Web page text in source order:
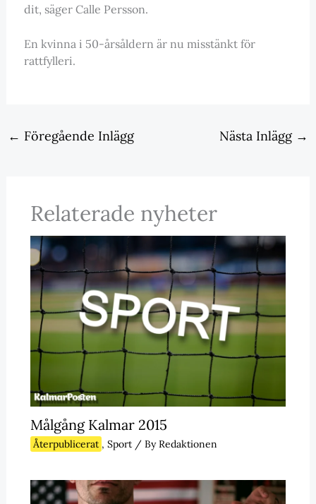
dit, säger Calle Persson.
En kvinna i 50-årsåldern är nu misstänkt för
rattfylleri.
← Föregående Inlägg Nästa Inlägg →
Relaterade nyheter
Målgång Kalmar 2015
Återpublicerat , Sport/ ByRedaktionen